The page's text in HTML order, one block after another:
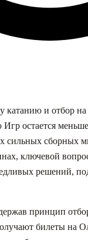
и отбор
Игр остается
сильных
ключевой
решений,
принцип
билеты на